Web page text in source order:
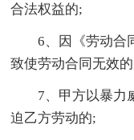
合法权益的;
6、因《劳动合
致使劳动合同无效
7、甲方以暴力
迫乙方劳动的;